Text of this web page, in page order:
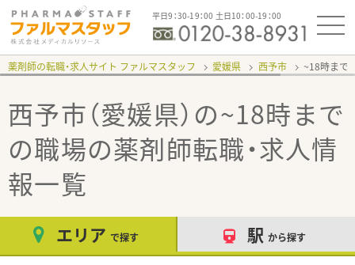
平日9：30-19：00 土日10：00-19：00
薬剤師の転職・求人サイト ファルマスタッフ 愛媛県 西予市 ~18時まで
西予市（愛媛県）の~18時まで
の職場の薬剤師転職・求人情
報一覧
エリア で探す 駅 から探す